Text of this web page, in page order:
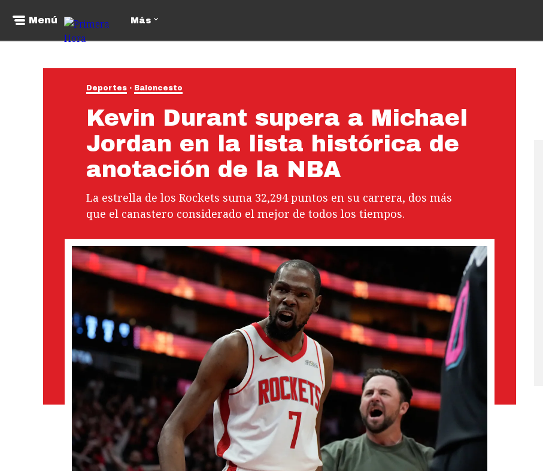
Menú Más
Deportes Baloncesto
Kevin Durant supera a Michael
Jordan en la lista histórica de
anotación de la NBA
La estrella de los Rockets suma 32,294 puntos en su carrera, dos más
que el canastero considerado el mejor de todos los tiempos.